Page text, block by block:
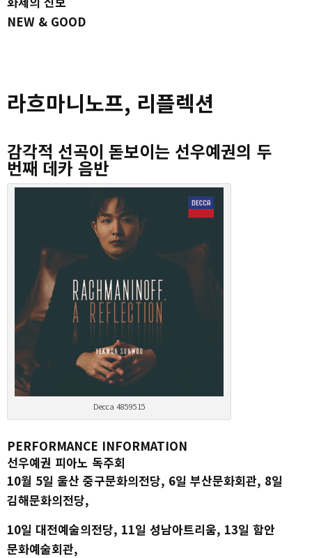
NEW & GOOD
라흐마니노프, 리플렉션
감각적 선곡이 돋보이는 선우예권의 두
번째 데카 음반
Decca 4859515
PERFORMANCE INFORMATION
선우예권 피아노 독주회
10월 5일 울산 중구문화의전당, 6일 부산문화회관, 8일
김해문화의전당,
10일 대전예술의전당, 11일 성남아트리움, 13일 함안
문화예술회관,